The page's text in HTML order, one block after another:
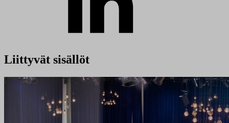
Liittyvät sisällöt